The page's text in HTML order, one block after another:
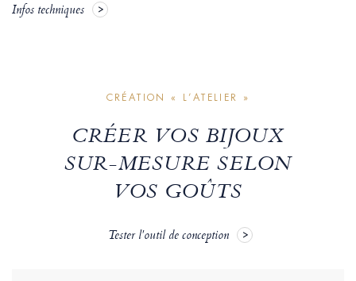
Infos techniques
CRÉATION « L’ATELIER »
CRÉER VOS BIJOUX
SUR-MESURE SELON
VOS GOÛTS
Tester l'outil de conception